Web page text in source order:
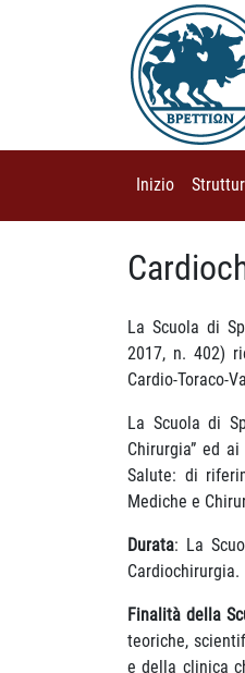
Inizio (current)
La Scuola di
2017, n. 402)
Cardio-Toraco-
La Scuola di
Chirurgia” ed
Salute: di
Mediche e
Durata: La
Cardiochirurgia.
Finalità della
teoriche,
e della clinica